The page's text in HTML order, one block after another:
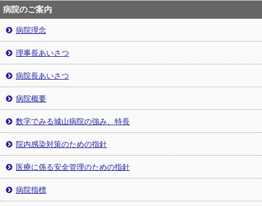
病院のご案内
病院理念
理事長あいさつ
病院長あいさつ
病院概要
数字でみる城山病院の強み、特長
院内感染対策のための指針
医療に係る安全管理のための指針
病院指標